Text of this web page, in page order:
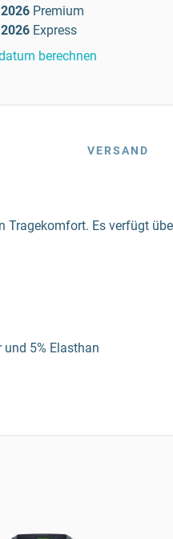
Premium
Express
berechnen
VERSAND
Es verfügt
und 5% Elasthan